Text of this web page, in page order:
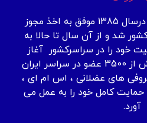
انجمن دیستروفی ایران درسال 1385 موفق به اخذ مجوز
شد و از آن سال تا حالا به
خود را در سراسرکشور آغاز
نموده است. اکنون با بیش از 3500 عضو در سراسر ایران
های عضلانی ، اس ام ای ،
حمایت کامل خود را به عمل می
آورد.